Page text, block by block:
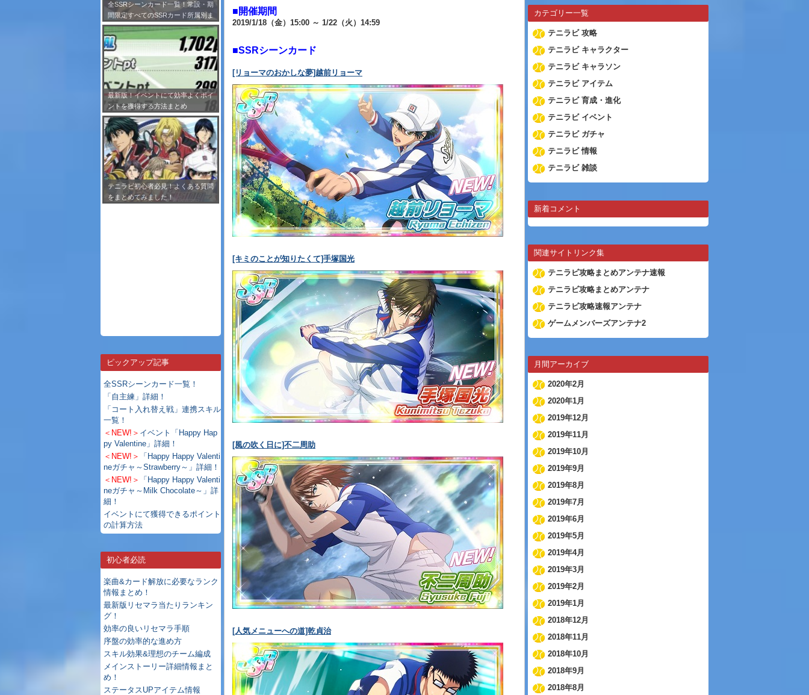
全SSRシーンカード一覧！常設・期
間限定すべてのSSRカード所属別ま
とめ！※2/4更新
最新版！イベントにて効率よくポイ
ントを獲得する方法まとめ
テニラビ初心者必見！よくある質問
をまとめてみました！
ピックアップ記事
全SSRシーンカード一覧！
「自主練」詳細！
「コート入れ替え戦」連携スキル
一覧！
＜NEW!＞ イベント「Happy Hap
py Valentine」詳細！
＜NEW!＞
「Happy Happy Valenti
neガチャ～Strawberry～」詳細！
＜NEW!＞
「Happy Happy Valenti
neガチャ～Milk Chocolate～」詳
細！
イベントにて獲得できるポイント
の計算方法
初心者必読
楽曲&カード解放に必要なランク
情報まとめ！
最新版リセマラ当たりランキン
グ！
効率の良いリセマラ手順
序盤の効率的な進め方
スキル効果&理想のチーム編成
メインストーリー詳細情報まと
め！
ステータスUPアイテム情報
■開催期間
2019/1/18（金）15:00 ～ 1/22（火）14:59
■SSRシーンカード
[リョーマのおかしな夢]越前リョーマ
[キミのことが知りたくて]手塚国光
[風の吹く日に]不二周助
[人気メニューへの道]乾貞治
カテゴリー一覧
テニラビ 攻略
テニラビ キャラクター
テニラビ キャラソン
テニラビ アイテム
テニラビ 育成・進化
テニラビ イベント
テニラビ ガチャ
テニラビ 情報
テニラビ 雑談
新着コメント
関連サイトリンク集
テニラビ攻略まとめアンテナ速報
テニラビ攻略まとめアンテナ
テニラビ攻略速報アンテナ
ゲームメンバーズアンテナ2
月間アーカイブ
2020年2月
2020年1月
2019年12月
2019年11月
2019年10月
2019年9月
2019年8月
2019年7月
2019年6月
2019年5月
2019年4月
2019年3月
2019年2月
2019年1月
2018年12月
2018年11月
2018年10月
2018年9月
2018年8月